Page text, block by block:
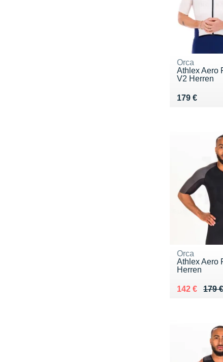
Orca
Athlex Aero
V2 Herren
179 €
Vendu 179 €
Orca
Athlex Aero
Herren
179
Au lieu de
142 €
Vendu 142